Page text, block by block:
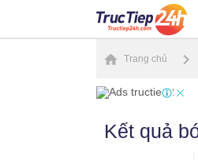
Trang chủ
Kết quả